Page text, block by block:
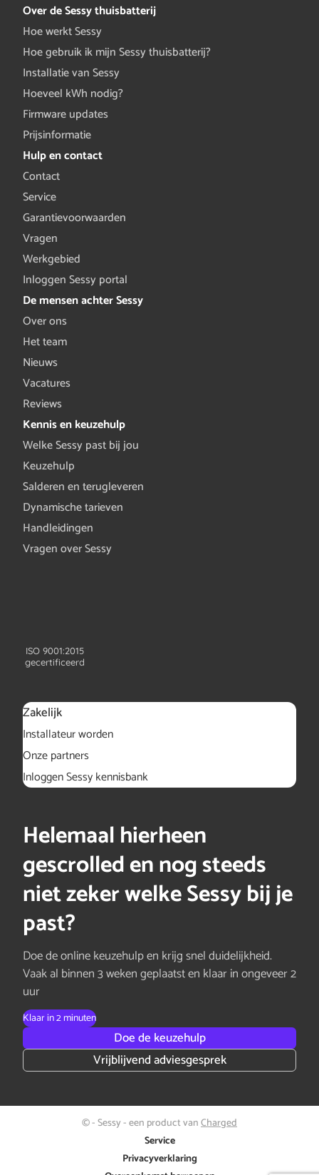
Over de Sessy thuisbatterij
Hoe werkt Sessy
Hoe gebruik ik mijn Sessy thuisbatterij?
Installatie van Sessy
Hoeveel kWh nodig?
Firmware updates
Prijsinformatie
Hulp en contact
Contact
Service
Garantievoorwaarden
Vragen
Werkgebied
Inloggen Sessy portal
De mensen achter Sessy
Over ons
Het team
Nieuws
Vacatures
Reviews
Kennis en keuzehulp
Welke Sessy past bij jou
Keuzehulp
Salderen en terugleveren
Dynamische tarieven
Handleidingen
Vragen over Sessy
ISO 9001:2015
gecertificeerd
Zakelijk
Installateur worden
Onze partners
Inloggen Sessy kennisbank
Helemaal hierheen
gescrolled en nog steeds
niet zeker welke Sessy bij je
past?
Doe de online keuzehulp en krijg snel duidelijkheid.
Vaak al binnen 3 weken geplaatst en klaar in ongeveer 2
uur
Klaar in 2 minuten
Doe de keuzehulp
Vrijblijvend adviesgesprek
© - Sessy - een product vanCharged
Service
Privacyverklaring